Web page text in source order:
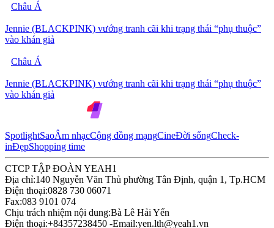
Châu Á
Jennie (BLACKPINK) vướng tranh cãi khi trạng thái “phụ thuộc”
vào khán giả
Châu Á
Jennie (BLACKPINK) vướng tranh cãi khi trạng thái “phụ thuộc”
vào khán giả
SpotlightSaoÂm nhạcCộng đồng mạngCineĐời sốngCheck-
inĐẹpShopping time
CTCP TẬP ĐOÀN YEAH1
Địa chỉ:140 Nguyễn Văn Thủ phường Tân Định, quận 1, Tp.HCM
Điện thoại:0828 730 06071
Fax:083 9101 074
Chịu trách nhiệm nội dung:Bà Lê Hải Yến
Điện thoại:+84357238450 -Email:yen.lth@yeah1.vn